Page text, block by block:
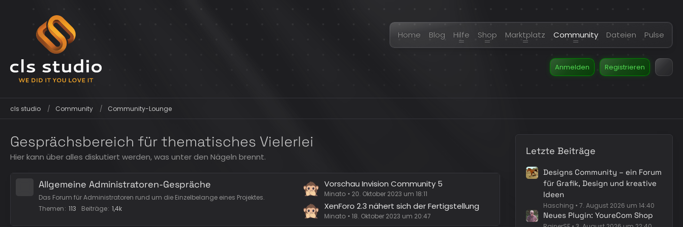
Home Blog Hilfe Shop Marktplatz Community Dateien Pulse
Anmelden Registrieren
cls studio Community Community-Lounge
Gesprächsbereich für thematisches Vielerlei
Hier kann über alles diskutiert werden, was unter den Nägeln brennt.
Allgemeine Administratoren-Gespräche
Das Forum für Administratoren rund um die Einzelbelange eines Projektes.
Themen 113 Beiträge 1,4k
L
e
t
z
Vorschau Invision Community 5
Minato 20. Oktober 2023 um 18:11
XenForo 2.3 nähert sich der Fertigstellung
Minato 18. Oktober 2023 um 20:47
Letzte Beiträge
Designs Community – ein Forum
für Grafik, Design und kreative
Ideen
Hasching 7. August 2026 um 14:40
Neues Plugin: YoureCom Shop